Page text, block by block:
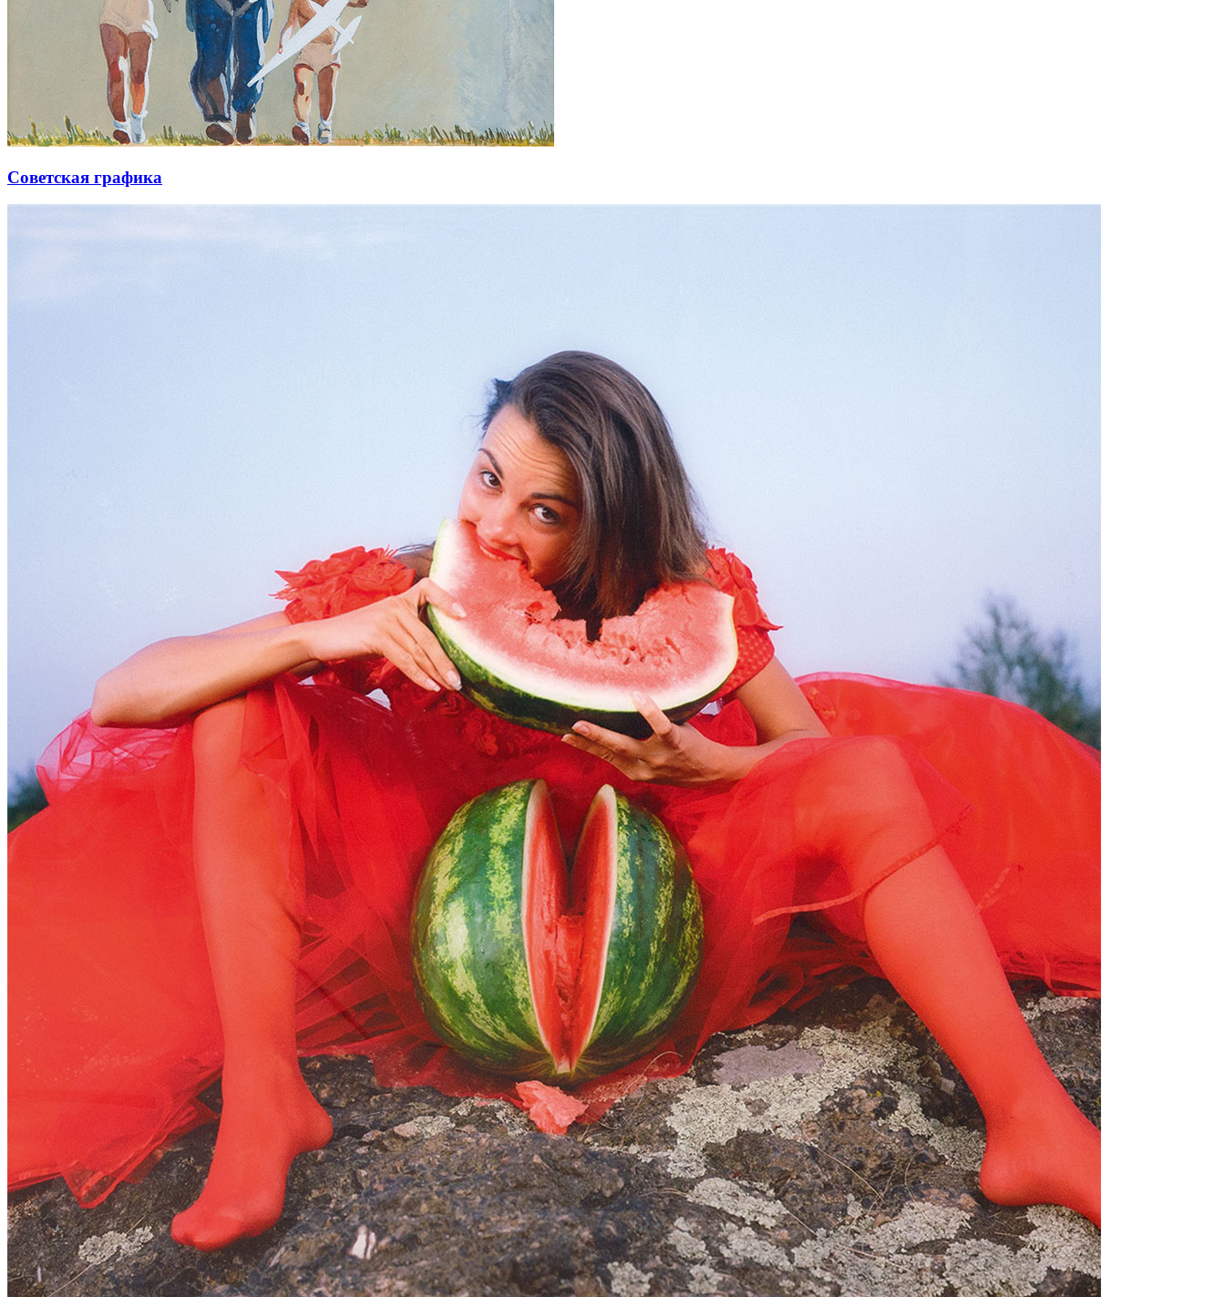
Советская графика